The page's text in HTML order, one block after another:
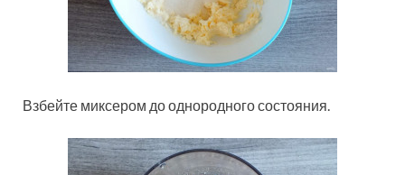
Взбейте миксером до однородного состояния.